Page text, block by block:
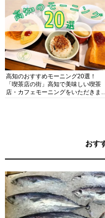
高知のおすすめモーニング20選！
「喫茶店の街」高知で美味しい喫茶
店・カフェモーニングをいただきま
おす